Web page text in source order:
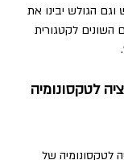
וגם הגולש יבינו את
השונים לקטגורית
לטקסונומיה
לטקסונומיה של